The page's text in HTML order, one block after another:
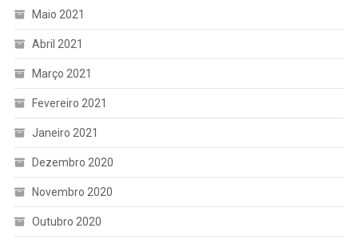
Maio 2021
Abril 2021
Março 2021
Fevereiro 2021
Janeiro 2021
Dezembro 2020
Novembro 2020
Outubro 2020